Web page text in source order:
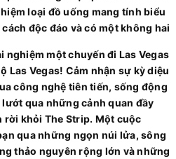
loại đồ uống mang tính biểu
độc đáo và có một không hai
nghiệm một chuyến đi Las Vegas
Las Vegas! Cảm nhận sự kỳ diệu
công nghệ tiên tiến, sống động
qua những cảnh quan đầy
rời khỏi The Strip. Một cuộc
qua những ngọn núi lửa, sông
thảo nguyên rộng lớn và những